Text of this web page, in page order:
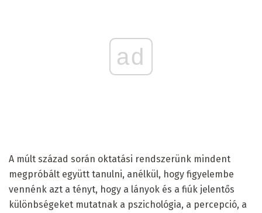
ad
A múlt század során oktatási rendszerünk mindent
megpróbált együtt tanulni, anélkül, hogy figyelembe
vennénk azt a tényt, hogy a lányok és a fiúk jelentős
különbségeket mutatnak a pszichológia, a percepció, a